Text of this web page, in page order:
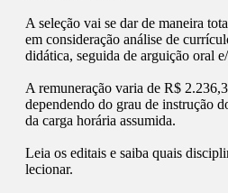
A seleção vai se dar de maneira
em consideração análise de
didática, seguida de arguição oral
A remuneração varia de R$
dependendo do grau de instrução
da carga horária assumida.
Leia os editais e saiba quais
lecionar.